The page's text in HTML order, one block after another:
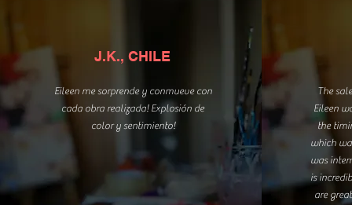
J.K., CHILE
Eileen me sorprende y conmueve con
cada obra realizada! Explosión de
color y sentimiento!
The
Eileen
the
which
was
is
are